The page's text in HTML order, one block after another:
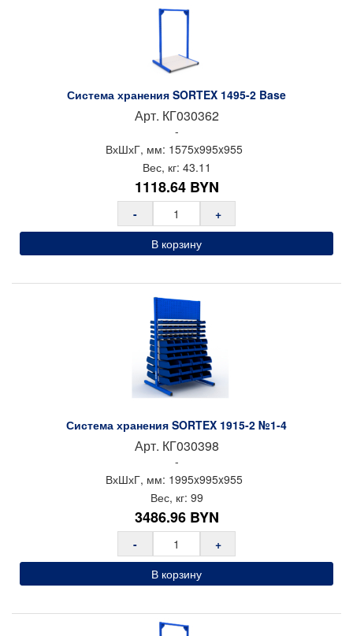
Стенка перфорированная 210х940 SORTEX — 2 шт.
Стенка перфорированная 420х940 SORTEX — 8 шт.
Производитель: Предприятие ДВК
Страна производства: Россия
Импортер в РБ: ООО «ТрастПром»
Система хранения SORTEX 1495-2 Base
Арт. КГ030362
-
ВхШхГ, мм: 1575x995x955
Вес, кг: 43.11
1118.64 BYN
-
+
В корзину
Система хранения SORTEX 1915-2 №1-4
Арт. КГ030398
-
ВхШхГ, мм: 1995x995x955
Вес, кг: 99
3486.96 BYN
-
+
В корзину